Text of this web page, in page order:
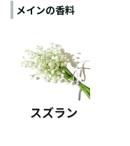
メインの香料